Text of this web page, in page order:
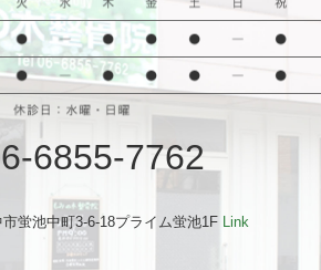
6855-7762
蛍池中町3-6-18プライム蛍池1F Link